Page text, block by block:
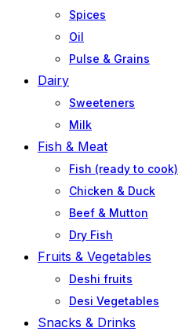
Spices
Oil
Pulse & Grains
Dairy
Sweeteners
Milk
Fish & Meat
Fish (ready to cook)
Chicken & Duck
Beef & Mutton
Dry Fish
Fruits & Vegetables
Deshi fruits
Desi Vegetables
Snacks & Drinks